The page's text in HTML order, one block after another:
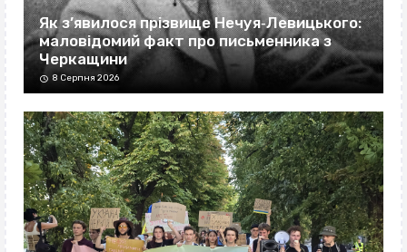
Як з’явилося прізвище Нечуя‐Левицького:
маловідомий факт про письменника з
Черкащини
8 Серпня 2026